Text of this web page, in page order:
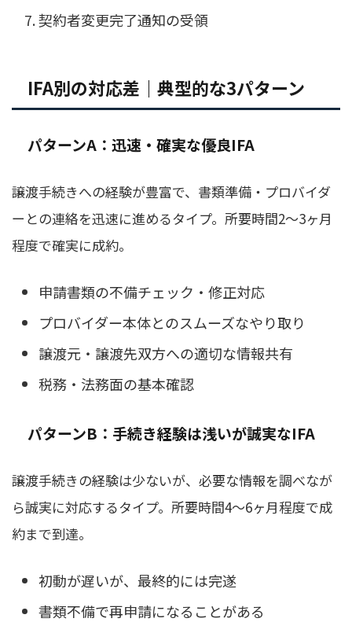
契約者変更完了通知の受領
IFA別の対応差｜典型的な3パターン
パターンA：迅速・確実な優良IFA
譲渡手続きへの経験が豊富で、書類準備・プロバイダ
ーとの連絡を迅速に進めるタイプ。所要時間2〜3ヶ月
程度で確実に成約。
申請書類の不備チェック・修正対応
プロバイダー本体とのスムーズなやり取り
譲渡元・譲渡先双方への適切な情報共有
税務・法務面の基本確認
パターンB：手続き経験は浅いが誠実なIFA
譲渡手続きの経験は少ないが、必要な情報を調べなが
ら誠実に対応するタイプ。所要時間4〜6ヶ月程度で成
約まで到達。
初動が遅いが、最終的には完遂
書類不備で再申請になることがある